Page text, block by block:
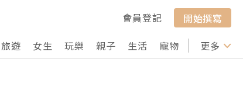
會員登記
開始撰寫
旅遊 女生 玩樂 親子 生活 寵物 行山 打卡
更多